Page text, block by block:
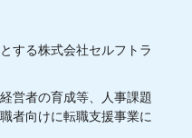
する株式会社セルフトラ
営者の育成等、人事課題
者向けに転職支援事業に